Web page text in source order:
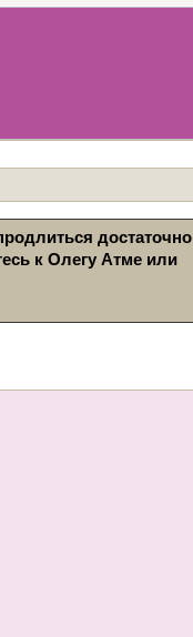
достаточно
к Олегу Атме или